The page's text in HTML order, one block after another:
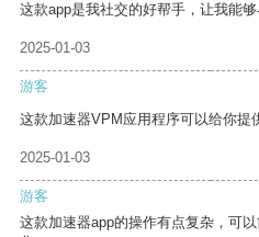
这款app是我社交的好帮手，让我能
2025-01-03
游客
这款加速器VPM应用程序可以给你提
2025-01-03
游客
这款加速器app的操作有点复杂，可